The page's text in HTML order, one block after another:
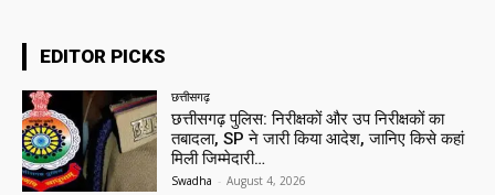
EDITOR PICKS
छत्तीसगढ़
छत्तीसगढ़ पुलिस: निरीक्षकों और उप निरीक्षकों का
तबादला, SP ने जारी किया आदेश, जानिए किसे कहां
मिली जिम्मेदारी…
Swadha - August 4, 2026